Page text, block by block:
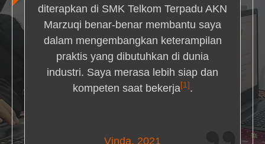
diterapkan di SMK Telkom Terpadu AKN
Marzuqi benar-benar membantu saya
dalam mengembangkan keterampilan
praktis yang dibutuhkan di dunia
industri. Saya merasa lebih siap dan
kompeten saat bekerja[1] .
Vinda, 2021